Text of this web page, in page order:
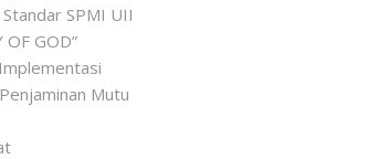
SPMI UII
OF GOD”
Mutu